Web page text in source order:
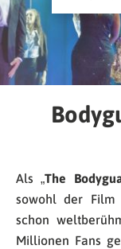
Als „The
sowohl der Film
schon
Millionen Fans